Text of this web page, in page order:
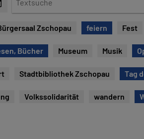
t
s
u
Zschopau feiern Fest
Bücher Museum Musik
Stadtbibliothek Zschopau Tag
Volkssolidarität wandern